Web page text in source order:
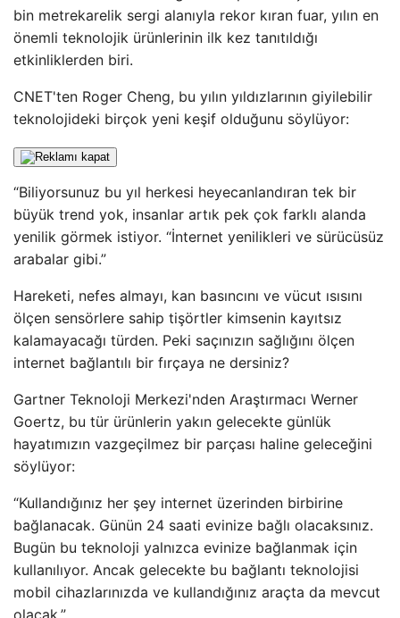
bin metrekarelik sergi alanıyla rekor kıran fuar, yılın en
önemli teknolojik ürünlerinin ilk kez tanıtıldığı
etkinliklerden biri.
CNET'ten Roger Cheng, bu yılın yıldızlarının giyilebilir
teknolojideki birçok yeni keşif olduğunu söylüyor:
“Biliyorsunuz bu yıl herkesi heyecanlandıran tek bir
büyük trend yok, insanlar artık pek çok farklı alanda
yenilik görmek istiyor. “İnternet yenilikleri ve sürücüsüz
arabalar gibi.”
Hareketi, nefes almayı, kan basıncını ve vücut ısısını
ölçen sensörlere sahip tişörtler kimsenin kayıtsız
kalamayacağı türden. Peki saçınızın sağlığını ölçen
internet bağlantılı bir fırçaya ne dersiniz?
Gartner Teknoloji Merkezi'nden Araştırmacı Werner
Goertz, bu tür ürünlerin yakın gelecekte günlük
hayatımızın vazgeçilmez bir parçası haline geleceğini
söylüyor:
“Kullandığınız her şey internet üzerinden birbirine
bağlanacak. Günün 24 saati evinize bağlı olacaksınız.
Bugün bu teknoloji yalnızca evinize bağlanmak için
kullanılıyor. Ancak gelecekte bu bağlantı teknolojisi
mobil cihazlarınızda ve kullandığınız araçta da mevcut
olacak.”